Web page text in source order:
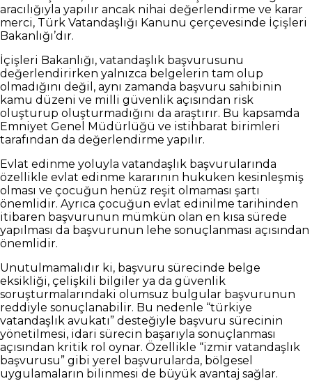
aracılığıyla yapılır ancak nihai değerlendirme ve karar
merci, Türk Vatandaşlığı Kanunu çerçevesinde İçişleri
Bakanlığı’dır.
İçişleri Bakanlığı, vatandaşlık başvurusunu
değerlendirirken yalnızca belgelerin tam olup
olmadığını değil, aynı zamanda başvuru sahibinin
kamu düzeni ve milli güvenlik açısından risk
oluşturup oluşturmadığını da araştırır. Bu kapsamda
Emniyet Genel Müdürlüğü ve istihbarat birimleri
tarafından da değerlendirme yapılır.
Evlat edinme yoluyla vatandaşlık başvurularında
özellikle evlat edinme kararının hukuken kesinleşmiş
olması ve çocuğun henüz reşit olmaması şartı
önemlidir. Ayrıca çocuğun evlat edinilme tarihinden
itibaren başvurunun mümkün olan en kısa sürede
yapılması da başvurunun lehe sonuçlanması açısından
önemlidir.
Unutulmamalıdır ki, başvuru sürecinde belge
eksikliği, çelişkili bilgiler ya da güvenlik
soruşturmalarındaki olumsuz bulgular başvurunun
reddiyle sonuçlanabilir. Bu nedenle “türkiye
vatandaşlık avukatı” desteğiyle başvuru sürecinin
yönetilmesi, idari sürecin başarıyla sonuçlanması
açısından kritik rol oynar. Özellikle “izmir vatandaşlık
başvurusu” gibi yerel başvurularda, bölgesel
uygulamaların bilinmesi de büyük avantaj sağlar.